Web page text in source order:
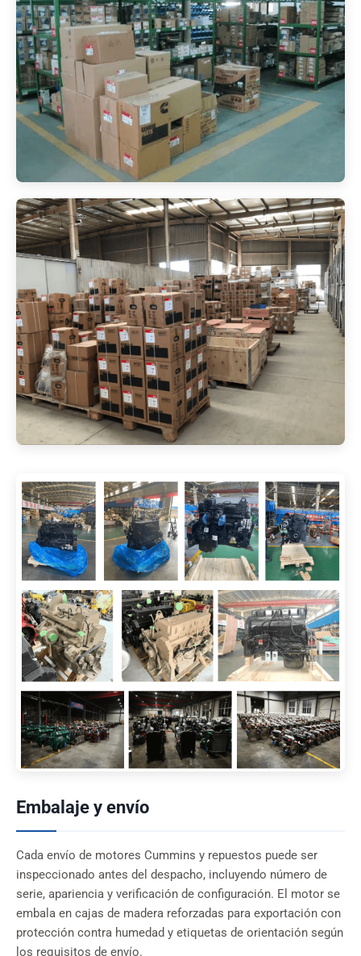
Embalaje y envío
Cada envío de motores Cummins y repuestos puede ser
inspeccionado antes del despacho, incluyendo número de
serie, apariencia y verificación de configuración. El motor se
embala en cajas de madera reforzadas para exportación con
protección contra humedad y etiquetas de orientación según
los requisitos de envío.